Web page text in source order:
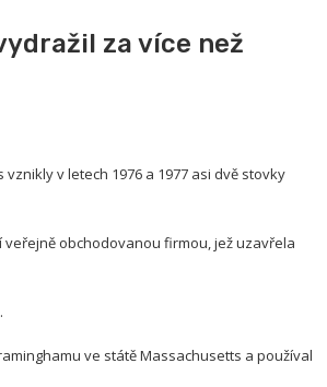
za více než
v letech 1976 a 1977 asi dvě stovky
obchodovanou firmou, jež uzavřela
ve státě Massachusetts a používal